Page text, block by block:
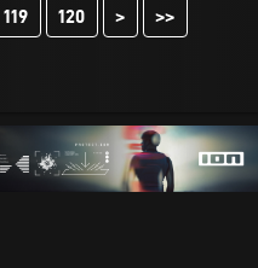
119 120 > >>